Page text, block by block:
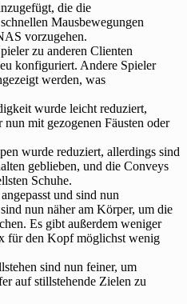
die die
Mausbewegungen
vorzugehen.
zu anderen Clienten
konfiguriert. Andere Spieler
werden, was
wurde leicht reduziert,
mit gezogenen Fäusten oder
wurde reduziert, allerdings sind
geblieben, und die Conveys
Schuhe.
und sind nun
nun näher am Körper, um die
Es gibt außerdem weniger
für den Kopf möglichst wenig
sind nun feiner, um
auf stillstehende Zielen zu